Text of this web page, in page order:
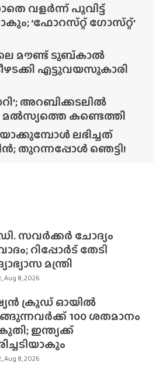
വളർന്ന് പൂവിട്ട്
‘ഫോറസ്‌റ്റ്‌ ഗോസ്‌റ്റ്’
മൗണ്ട് ടുബ്‌കാൽ
എട്ടുവയസുകാരി
അറബിക്കടലിൽ
കണ്ടെത്തി
ലഭിച്ചത്
തുറന്നപ്പോൾ ഞെട്ടി!
സവർക്കർ ചോദ്യം
റിപ്പോർട് തേടി
മന്ത്രി
Aug 8, 2026
ക്രൂഡ് ഓയിൽ
100 ശതമാനം
ഇന്ത്യക്ക്
Aug 8, 2026